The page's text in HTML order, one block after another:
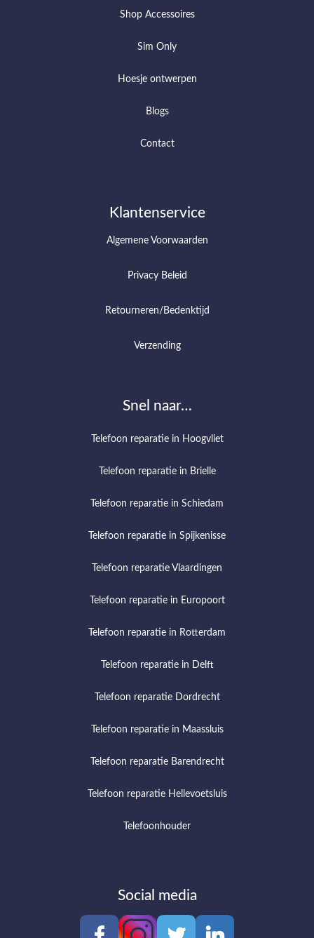
Shop Accessoires
Sim Only
Hoesje ontwerpen
Blogs
Contact
Klantenservice
Algemene Voorwaarden
Privacy Beleid
Retourneren/Bedenktijd
Verzending
Snel naar…
Telefoon reparatie in Hoogvliet
Telefoon reparatie in Brielle
Telefoon reparatie in Schiedam
Telefoon reparatie in Spijkenisse
Telefoon reparatie Vlaardingen
Telefoon reparatie in Europoort
Telefoon reparatie in Rotterdam
Telefoon reparatie in Delft
Telefoon reparatie Dordrecht
Telefoon reparatie in Maassluis
Telefoon reparatie Barendrecht
Telefoon reparatie Hellevoetsluis
Telefoonhouder
Social media